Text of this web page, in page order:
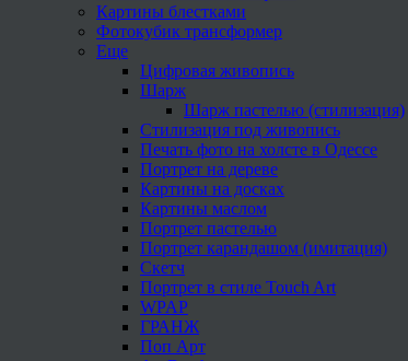
Картины блестками
Фотокубик трансформер
Еще
Цифровая живопись
Шарж
Шарж пастелью (стилизация)
Стилизация под живопись
Печать фото на холсте в Одессе
Портрет на дереве
Картины на досках
Картины маслом
Портрет пастелью
Портрет карандашом (имитация)
Скетч
Портрет в стиле Touch Art
WPAP
ГРАНЖ
Поп Арт